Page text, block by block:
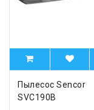
Пылесос Sencor
SVC190B